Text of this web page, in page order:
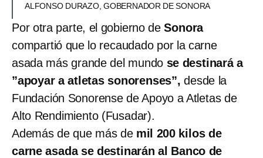
ALFONSO DURAZO, GOBERNADOR DE SONORA
Por otra parte, el gobierno de Sonora
compartió que lo recaudado por la carne
asada más grande del mundo se destinará a
”apoyar a atletas sonorenses”, desde la
Fundación Sonorense de Apoyo a Atletas de
Alto Rendimiento (Fusadar).
Además de que más de mil 200 kilos de
carne asada se destinarán al Banco de